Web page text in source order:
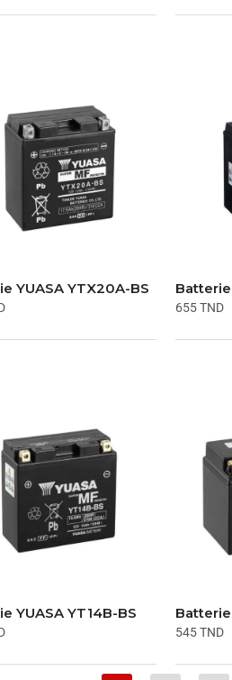
YUASA YTX20A-BS Batterie
655TND
YUASA YT14B-BS Batterie
545TND